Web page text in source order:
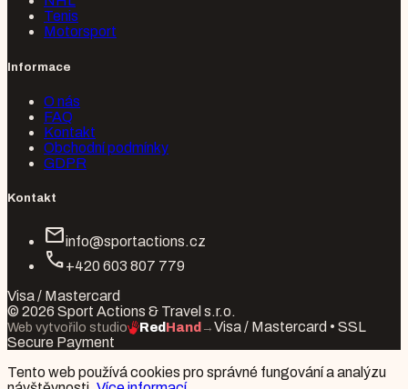
Tenis
Motorsport
Informace
O nás
FAQ
Kontakt
Obchodní podmínky
GDPR
Kontakt
mailinfo@sportactions.cz
call+420 603 807 779
Visa / Mastercard
© 2026 Sport Actions & Travel s.r.o.
Web vytvořilo studio Red Hand →Visa / Mastercard • SSL
Secure Payment
Tento web používá cookies pro správné fungování a analýzu